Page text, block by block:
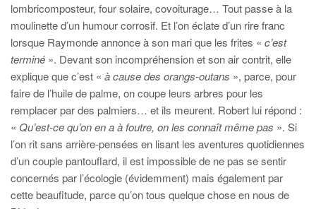
lombricomposteur, four solaire, covoiturage… Tout passe à la
moulinette d’un humour corrosif. Et l’on éclate d’un rire franc
lorsque Raymonde annonce à son mari que les frites « c’est
terminé ». Devant son incompréhension et son air contrit, elle
explique que c’est « à cause des orangs-outans », parce, pour
faire de l’huile de palme, on coupe leurs arbres pour les
remplacer par des palmiers… et ils meurent. Robert lui répond :
« Qu’est-ce qu’on en a à foutre, on les connaît même pas ». Si
l’on rit sans arrière-pensées en lisant les aventures quotidiennes
d’un couple pantouflard, il est impossible de ne pas se sentir
concernés par l’écologie (évidemment) mais également par
cette beaufitude, parce qu’on tous quelque chose en nous de